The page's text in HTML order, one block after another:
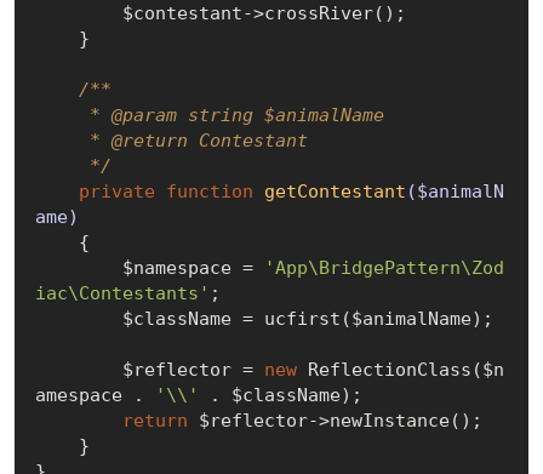
/**
     *
@param string $animalName
     *
@return Contestant
     */
private
function getContestant ($animalN
ame)
{
        $namespace =
'App\BridgePattern\Zod
iac\Contestants' ;
        $reflector =
new ReflectionClass($n
amespace .
'\\'
. $className);
return $reflector->newInstance();